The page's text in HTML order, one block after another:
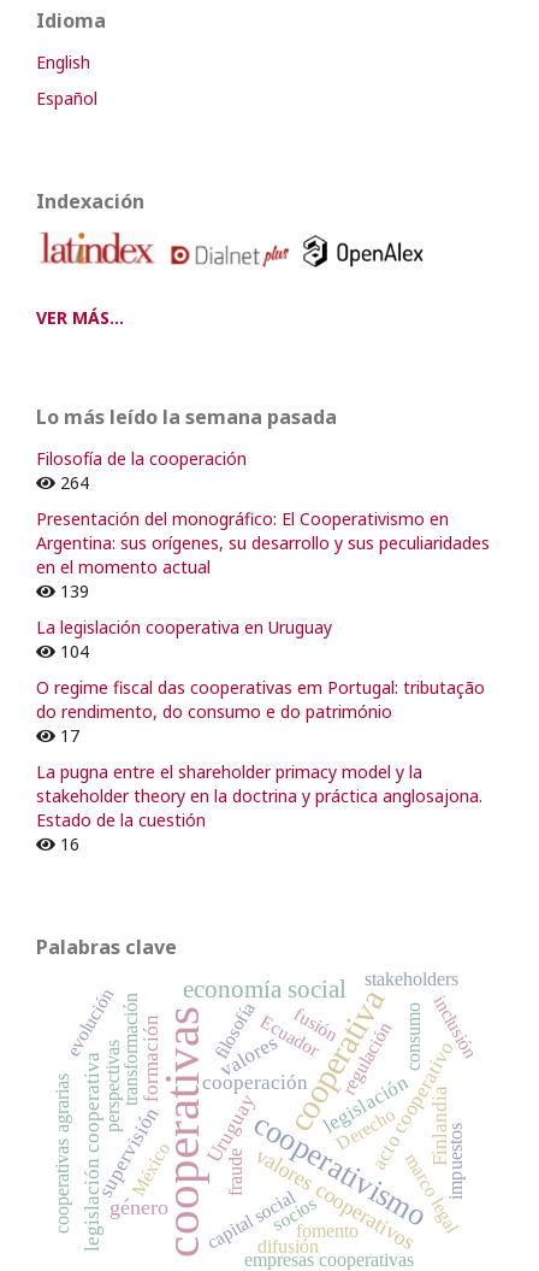
Idioma
English
Español
Indexación
VER MÁS...
Lo más leído la semana pasada
Filosofía de la cooperación
264
Presentación del monográfico: El Cooperativismo en
Argentina: sus orígenes, su desarrollo y sus peculiaridades
en el momento actual
139
La legislación cooperativa en Uruguay
104
O regime fiscal das cooperativas em Portugal: tributação
do rendimento, do consumo e do património
17
La pugna entre el shareholder primacy model y la
stakeholder theory en la doctrina y práctica anglosajona.
Estado de la cuestión
16
Palabras clave
cooperativas cooperativa
cooperativismo
economía social
género valores cooperativos
cooperación legislación
formación acto cooperativo
valores
legislación cooperativa Uruguay Finlandia
supervisión
perspectivas regulación
marco legal
capital social
empresas cooperativas
Ecuador
fomento
evolución
cooperativas agrarias
inclusión
difusión
impuestos
consumo
fraude
México
stakeholders
transformación fusión
Derecho
filosofía
socios